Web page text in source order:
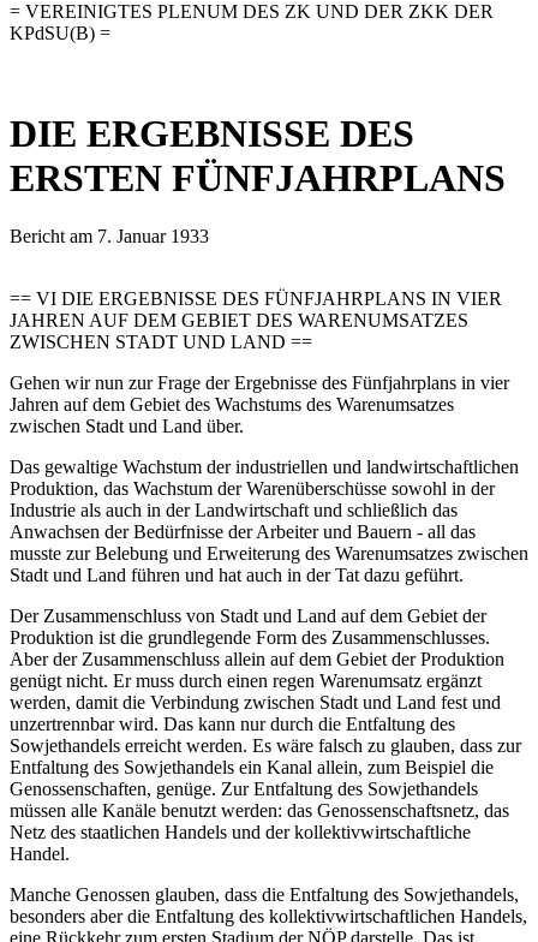
= VEREINIGTES PLENUM DES ZK UND DER ZKK DER
KPdSU(B) =
DIE ERGEBNISSE DES
ERSTEN FÜNFJAHRPLANS
Bericht am 7. Januar 1933
== VI DIE ERGEBNISSE DES FÜNFJAHRPLANS IN VIER
JAHREN AUF DEM GEBIET DES WARENUMSATZES
ZWISCHEN STADT UND LAND ==
Gehen wir nun zur Frage der Ergebnisse des Fünfjahrplans in vier
Jahren auf dem Gebiet des Wachstums des Warenumsatzes
zwischen Stadt und Land über.
Das gewaltige Wachstum der industriellen und landwirtschaftlichen
Produktion, das Wachstum der Warenüberschüsse sowohl in der
Industrie als auch in der Landwirtschaft und schließlich das
Anwachsen der Bedürfnisse der Arbeiter und Bauern - all das
musste zur Belebung und Erweiterung des Warenumsatzes zwischen
Stadt und Land führen und hat auch in der Tat dazu geführt.
Der Zusammenschluss von Stadt und Land auf dem Gebiet der
Produktion ist die grundlegende Form des Zusammenschlusses.
Aber der Zusammenschluss allein auf dem Gebiet der Produktion
genügt nicht. Er muss durch einen regen Warenumsatz ergänzt
werden, damit die Verbindung zwischen Stadt und Land fest und
unzertrennbar wird. Das kann nur durch die Entfaltung des
Sowjethandels erreicht werden. Es wäre falsch zu glauben, dass zur
Entfaltung des Sowjethandels ein Kanal allein, zum Beispiel die
Genossenschaften, genüge. Zur Entfaltung des Sowjethandels
müssen alle Kanäle benutzt werden: das Genossenschaftsnetz, das
Netz des staatlichen Handels und der kollektivwirtschaftliche
Handel.
Manche Genossen glauben, dass die Entfaltung des Sowjethandels,
besonders aber die Entfaltung des kollektivwirtschaftlichen Handels,